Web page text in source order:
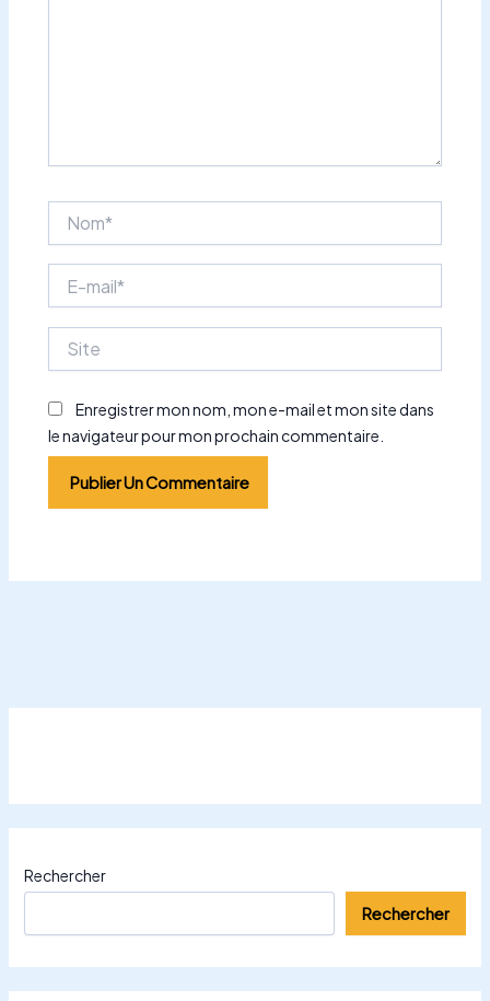
mail*
Enregistrer mon nom, mon e-mail et mon site dans
le navigateur pour mon prochain commentaire.
Rechercher
Rechercher